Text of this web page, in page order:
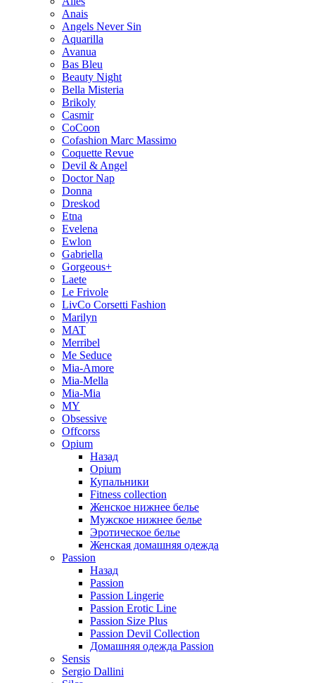
Anais
Angels Never Sin
Aquarilla
Avanua
Bas Bleu
Beauty Night
Bella Misteria
Brikoly
Casmir
CoCoon
Cofashion Marc Massimo
Coquette Revue
Devil & Angel
Doctor Nap
Donna
Dreskod
Etna
Evelena
Ewlon
Gabriella
Gorgeous+
Laete
Le Frivole
LivCo Corsetti Fashion
Marilyn
MAT
Merribel
Me Seduce
Mia-Amore
Mia-Mella
Mia-Mia
MY
Obsessive
Offcorss
Opium
Назад
Opium
Купальники
Fitness collection
Женское нижнее белье
Мужское нижнее белье
Эротическое белье
Женская домашняя одежда
Passion
Назад
Passion
Passion Lingerie
Passion Erotic Line
Passion Size Plus
Passion Devil Collection
Домашняя одежда Passion
Sensis
Sergio Dallini